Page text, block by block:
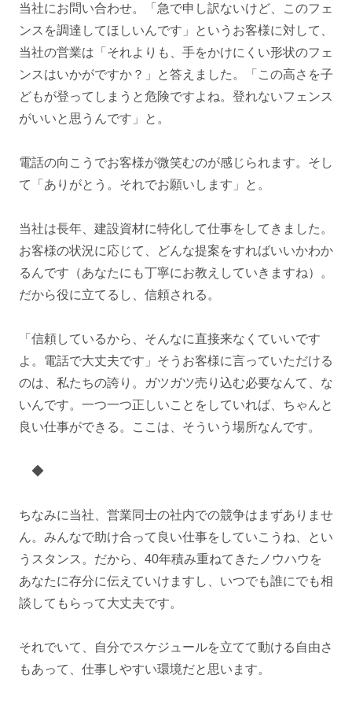
当社にお問い合わせ。「急で申し訳ないけど、このフェ
ンスを調達してほしいんです」というお客様に対して、
当社の営業は「それよりも、手をかけにくい形状のフェ
ンスはいかがですか？」と答えました。「この高さを子
どもが登ってしまうと危険ですよね。登れないフェンス
がいいと思うんです」と。
電話の向こうでお客様が微笑むのが感じられます。そし
て「ありがとう。それでお願いします」と。
当社は長年、建設資材に特化して仕事をしてきました。
お客様の状況に応じて、どんな提案をすればいいかわか
るんです（あなたにも丁寧にお教えしていきますね）。
だから役に立てるし、信頼される。
「信頼しているから、そんなに直接来なくていいです
よ。電話で大丈夫です」そうお客様に言っていただける
のは、私たちの誇り。ガツガツ売り込む必要なんて、な
いんです。一つ一つ正しいことをしていれば、ちゃんと
良い仕事ができる。ここは、そういう場所なんです。
◆
ちなみに当社、営業同士の社内での競争はまずありませ
ん。みんなで助け合って良い仕事をしていこうね、とい
うスタンス。だから、40年積み重ねてきたノウハウを
あなたに存分に伝えていけますし、いつでも誰にでも相
談してもらって大丈夫です。
それでいて、自分でスケジュールを立てて動ける自由さ
もあって、仕事しやすい環境だと思います。